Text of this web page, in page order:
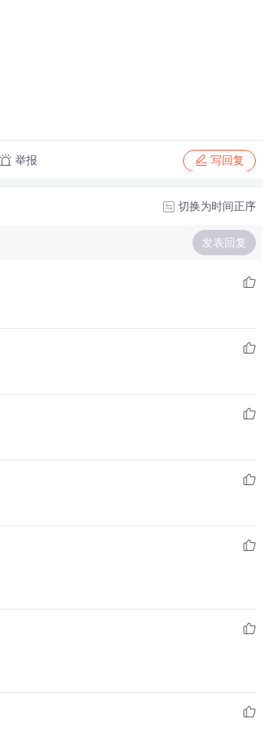
举报 写回复
切换为时间正序
发表回复